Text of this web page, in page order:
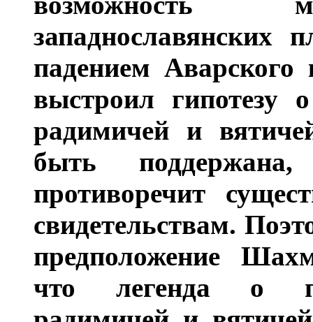
западнославянских
падением
выстроил гипотезу
радимичей и
быть
противоречит
свидетельствам.
предположение
что легенда о